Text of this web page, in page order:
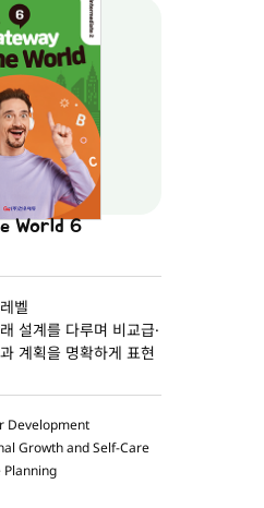
World 6
벨
설계를 다루며 비교급·
계획을 명확하게 표현
Development
Growth and Self-Care
Planning